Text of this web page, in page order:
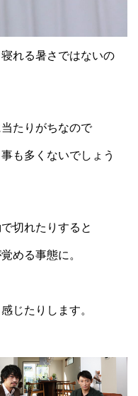
れる暑さではないの
たりがちなので
も多くないでしょう
切れたりすると
める事態に。
じたりします。